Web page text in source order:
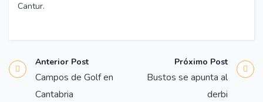
Cantur.
Anterior Post
Campos de Golf en
Cantabria
Próximo Post
Bustos se apunta al
derbi